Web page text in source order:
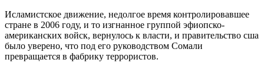
Исламистское движение, недолгое время контролировавшее
стране в 2006 году, и то изгнанное группой эфиопско-
американских войск, вернулось к власти, и правительство сша
было уверено, что под его руководством Сомали
превращается в фабрику террористов.